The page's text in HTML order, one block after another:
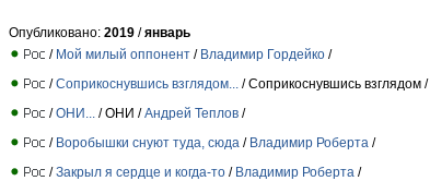
Опубликовано: 2019 /январь
/ Мой милый оппонент / Владимир Гордейко /
/Соприкоснувшись взглядом... / Соприкоснувшись взглядом /
/ОНИ... / ОНИ /Андрей Теплов /
/ Воробышки снуют туда, сюда / Владимир Роберта /
/Закрыл я сердце и когда-то / Владимир Роберта /